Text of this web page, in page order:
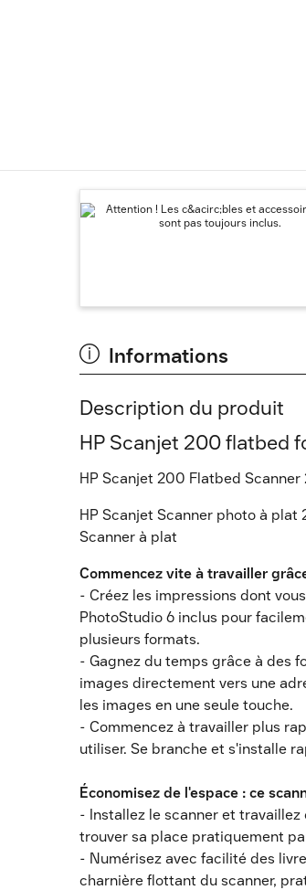
Informations
Description du produit
HP Scanjet 200 flatbed
HP Scanjet 200 Flatbed
HP Scanjet Scanner photo à
Scanner à plat
Commencez vite à travailler
- Créez les impressions dont
PhotoStudio 6 inclus pour
plusieurs formats.
- Gagnez du temps grâce à des
images directement vers une
les images en une seule touche.
- Commencez à travailler plus
utiliser. Se branche et s'installe
Économisez de l'espace : ce
- Installez le scanner et
trouver sa place pratiquement
- Numérisez avec facilité des
charnière flottant du scanner,